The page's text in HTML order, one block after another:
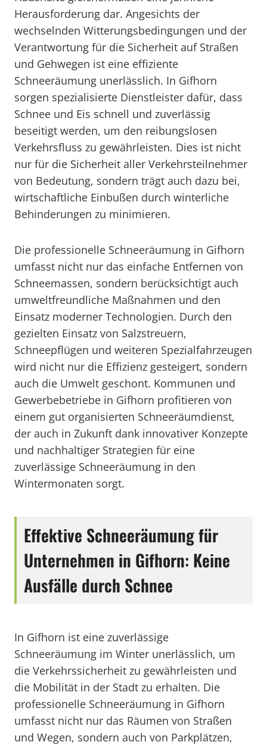
Herausforderung dar. Angesichts der
wechselnden Witterungsbedingungen und der
Verantwortung für die Sicherheit auf Straßen
und Gehwegen ist eine effiziente
Schneeräumung unerlässlich. In Gifhorn
sorgen spezialisierte Dienstleister dafür, dass
Schnee und Eis schnell und zuverlässig
beseitigt werden, um den reibungslosen
Verkehrsfluss zu gewährleisten. Dies ist nicht
nur für die Sicherheit aller Verkehrsteilnehmer
von Bedeutung, sondern trägt auch dazu bei,
wirtschaftliche Einbußen durch winterliche
Behinderungen zu minimieren.
Die professionelle Schneeräumung in Gifhorn
umfasst nicht nur das einfache Entfernen von
Schneemassen, sondern berücksichtigt auch
umweltfreundliche Maßnahmen und den
Einsatz moderner Technologien. Durch den
gezielten Einsatz von Salzstreuern,
Schneepflügen und weiteren Spezialfahrzeugen
wird nicht nur die Effizienz gesteigert, sondern
auch die Umwelt geschont. Kommunen und
Gewerbebetriebe in Gifhorn profitieren von
einem gut organisierten Schneeräumdienst,
der auch in Zukunft dank innovativer Konzepte
und nachhaltiger Strategien für eine
zuverlässige Schneeräumung in den
Wintermonaten sorgt.
Effektive Schneeräumung für
Unternehmen in Gifhorn: Keine
Ausfälle durch Schnee
In Gifhorn ist eine zuverlässige
Schneeräumung im Winter unerlässlich, um
die Verkehrssicherheit zu gewährleisten und
die Mobilität in der Stadt zu erhalten. Die
professionelle Schneeräumung in Gifhorn
umfasst nicht nur das Räumen von Straßen
und Wegen, sondern auch von Parkplätzen,